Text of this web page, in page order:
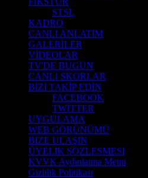
STSL
KADRO
CANLI ANLATIM
GALERİLER
VİDEOLAR
TV'DE BUGÜN
CANLI SKORLAR
BİZİ TAKİP EDİN
FACEBOOK
TWİTTER
UYGULAMA
WEB GÖRÜNÜMÜ
BİZE ULAŞIN
ÜYELIK SÖZLESMESI
KVVK Aydınlatma Metni
Gizlilik Politikası